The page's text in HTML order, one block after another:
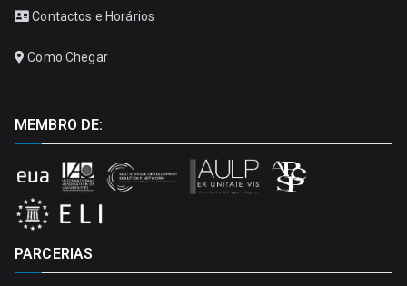
Contactos e Horários
Como Chegar
MEMBRO DE:
PARCERIAS